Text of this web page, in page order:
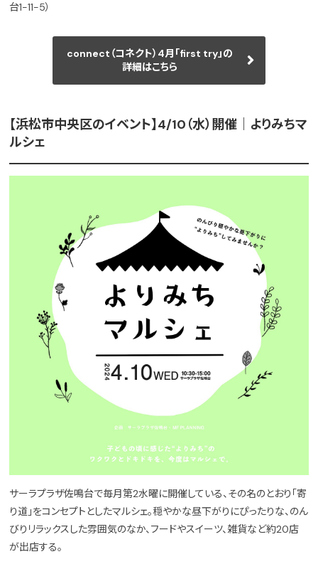
台1-11-5）
connect（コネクト）4月「first try」の
詳細はこちら
【浜松市中央区のイベント】4/10（水）開催｜よりみちマ
ルシェ
サーラプラザ佐鳴台で毎月第2水曜に開催している、その名のとおり「寄
り道」をコンセプトとしたマルシェ。穏やかな昼下がりにぴったりな、のん
びりリラックスした雰囲気のなか、フードやスイーツ、雑貨など約20店
が出店する。